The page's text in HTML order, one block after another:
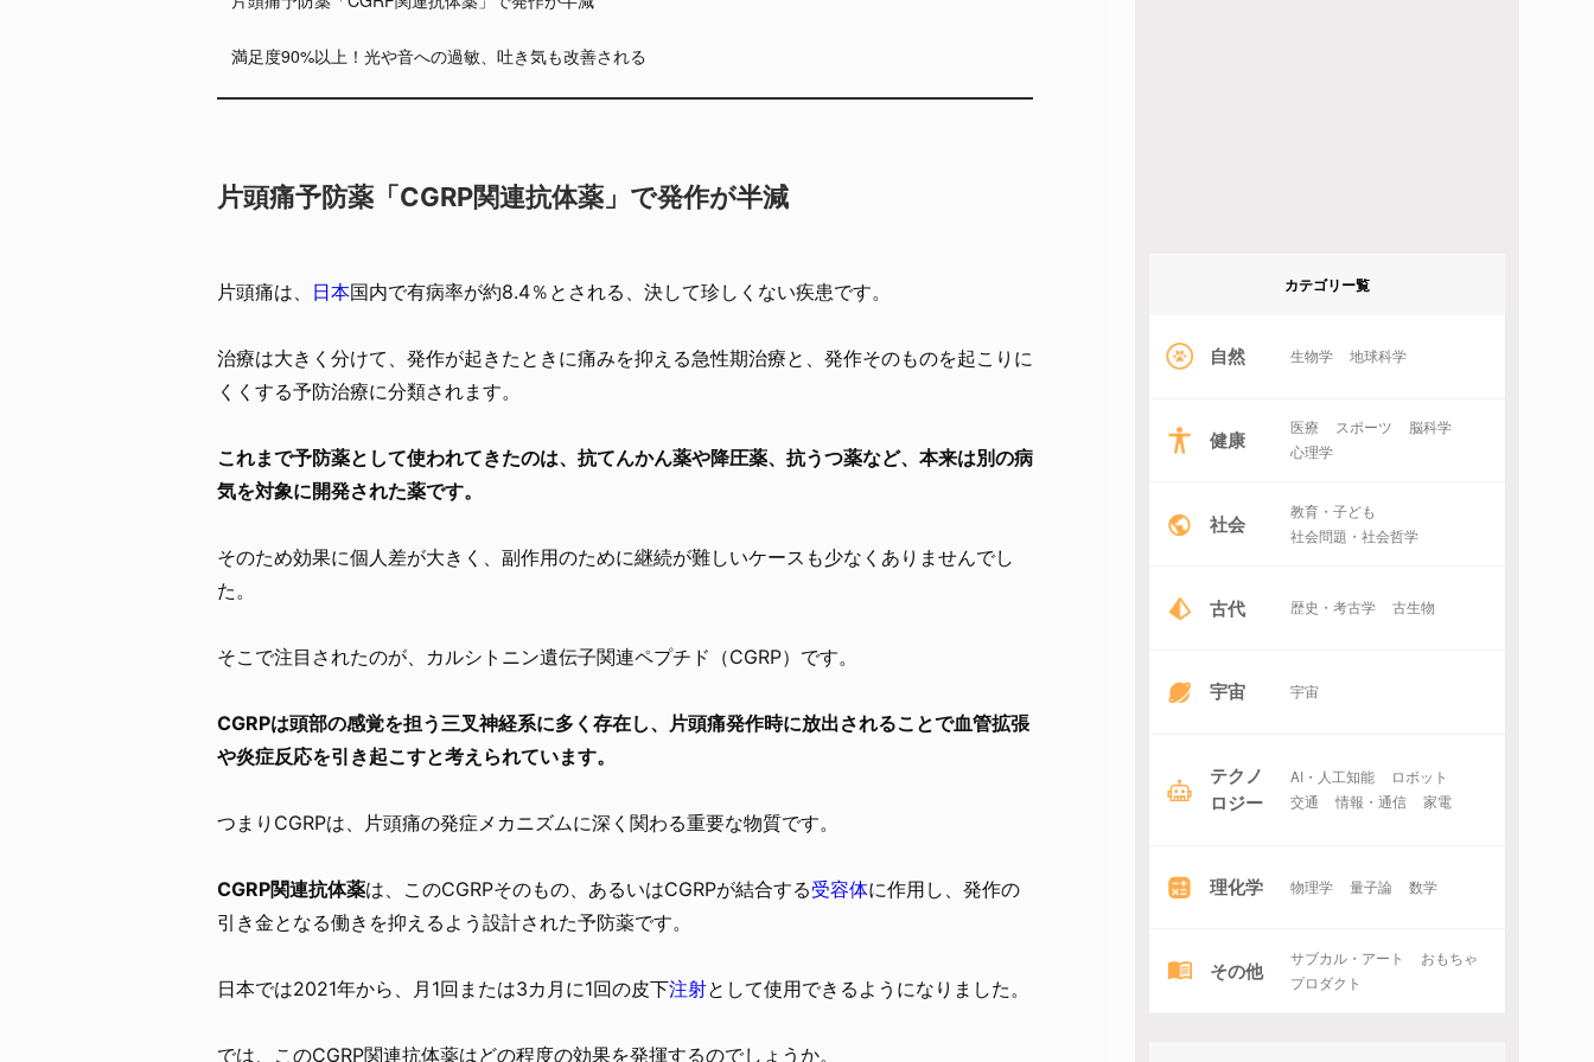
満足度90%以上！光や音への過敏、吐き気も改善される
片頭痛予防薬「CGRP関連抗体薬」で発作が半減
片頭痛は、 日本国内で有病率が約8.4％とされる、決して珍しくない疾患です。
治療は大きく分けて、発作が起きたときに痛みを抑える急性期治療と、発作そのものを起こりに
くくする予防治療に分類されます。
これまで予防薬として使われてきたのは、抗てんかん薬や降圧薬、抗うつ薬など、本来は別の病
気を対象に開発された薬です。
そのため効果に個人差が大きく、副作用のために継続が難しいケースも少なくありませんでし
た。
そこで注目されたのが、カルシトニン遺伝子関連ペプチド（CGRP）です。
CGRPは頭部の感覚を担う三叉神経系に多く存在し、片頭痛発作時に放出されることで血管拡張
や炎症反応を引き起こすと考えられています。
つまりCGRPは、片頭痛の発症メカニズムに深く関わる重要な物質です。
CGRP関連抗体薬は、このCGRPそのもの、あるいはCGRPが結合する受容体に作用し、発作の
引き金となる働きを抑えるよう設計された予防薬です。
日本では2021年から、月1回または3カ月に1回の皮下注射として使用できるようになりました。
では、このCGRP関連抗体薬はどの程度の効果を発揮するのでしょうか。
カテゴリー覧
自然 生物学 地球科学
健康 医療 スポーツ
脳科学
心理学
社会
教育・子ども
社会問題・社会哲学
古代 歴史・考古学 古生物
宇宙 宇宙
テクノ
ロジー
AI・人工知能
ロボット
交通
情報・通信 家電
理化学 物理学 量子論 数学
その他 サブカル・アート
おもちゃ
プロダクト